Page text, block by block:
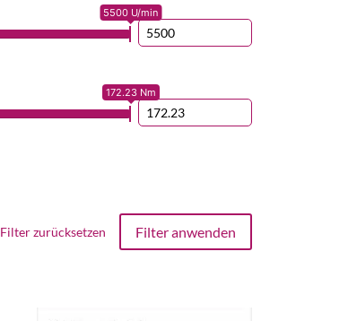
5500 U/min
172.23 Nm
Filter zurücksetzen Filter anwenden